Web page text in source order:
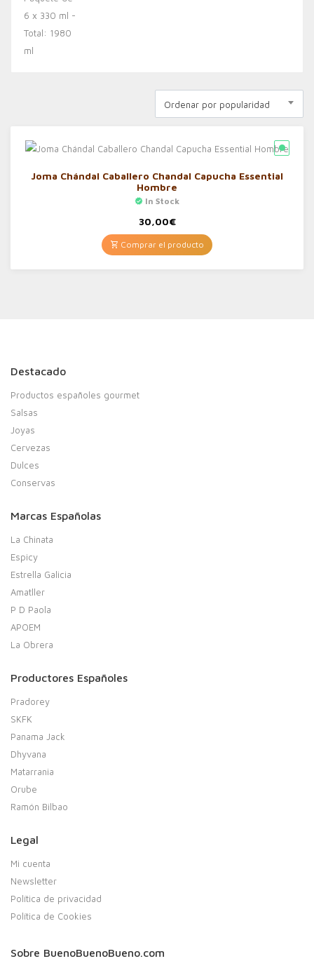
Ordenar por popularidad
Joma Chándal Caballero Chandal Capucha Essential
Hombre
In Stock
30,00€
Comprar el producto
Destacado
Productos españoles gourmet
Salsas
Joyas
Cervezas
Dulces
Conservas
Marcas Españolas
La Chinata
Espicy
Estrella Galicia
Amatller
P D Paola
APOEM
La Obrera
Productores Españoles
Pradorey
SKFK
Panama Jack
Dhyvana
Matarrania
Orube
Ramón Bilbao
Legal
Mi cuenta
Newsletter
Política de privacidad
Política de Cookies
Sobre BuenoBuenoBueno.com